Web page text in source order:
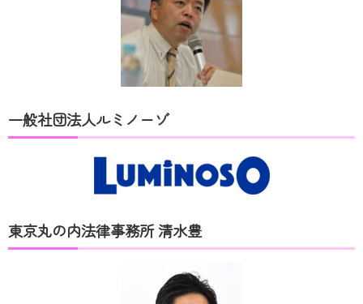
一般社団法人ルミノーゾ
東京丸の内法律事務所 清水豊